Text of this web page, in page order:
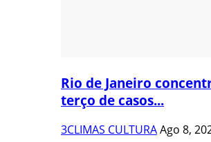
Rio de Janeiro
terço de casos...
3CLIMAS CULTURAAgo 8,